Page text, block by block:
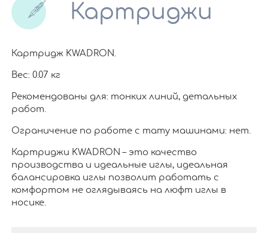
Картриджи
Картридж KWADRON.
Вес: 0.07 кг
Рекомендованы для: тонких линий, детальных
работ.
Ограничение по работе c тату машинами: нет.
Картриджи KWADRON – это качество
производства и идеальные иглы, идеальная
балансировка иглы позволит работать с
комфортом не оглядываясь на люфт иглы в
носике.